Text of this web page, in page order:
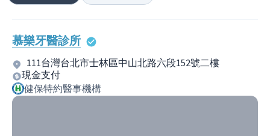
慕樂牙醫診所
111台灣台北市士林區中山北路六段152號二樓
現金支付
健保特約醫事機構